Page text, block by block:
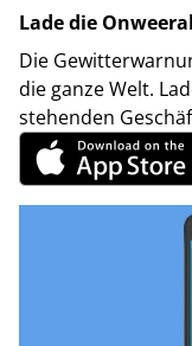
Lade die
Die
die ganze Welt.
stehenden